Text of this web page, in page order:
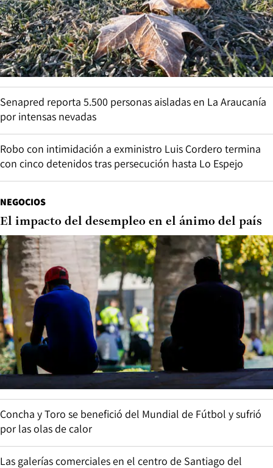
Senapred reporta 5.500 personas aisladas en La Araucanía
por intensas nevadas
Robo con intimidación a exministro Luis Cordero termina
con cinco detenidos tras persecución hasta Lo Espejo
NEGOCIOS
El impacto del desempleo en el ánimo del país
Concha y Toro se benefició del Mundial de Fútbol y sufrió
por las olas de calor
Las galerías comerciales en el centro de Santiago del